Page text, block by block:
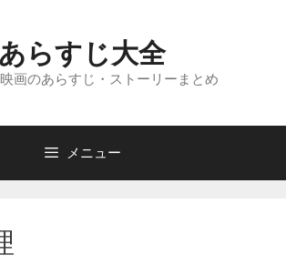
あらすじ大全
画のあらすじ・ストーリーまとめ
メニュー